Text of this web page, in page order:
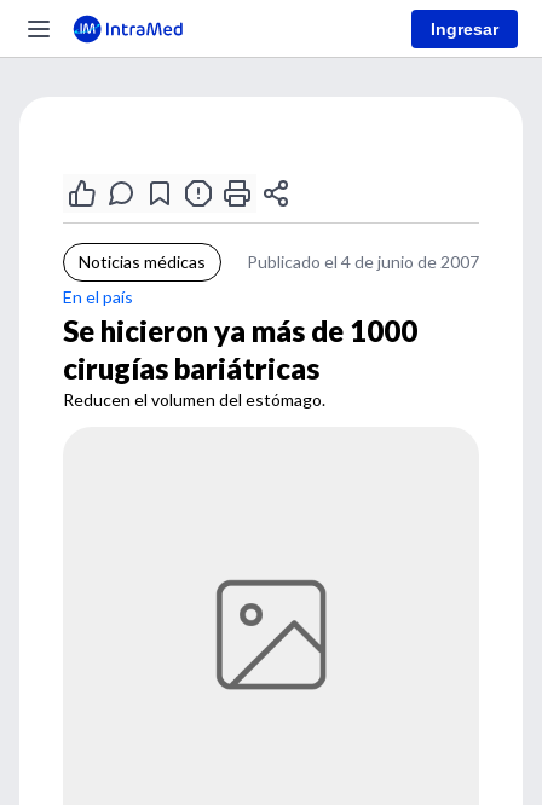
Ingresar
Noticias médicas
Publicado el 4 de junio de 2007
En el país
Se hicieron ya más de 1000
cirugías bariátricas
Reducen el volumen del estómago.